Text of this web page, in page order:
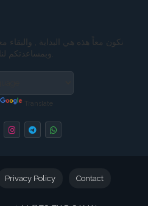
نكون معاً هذه هي البداية , والبقاء
Translate
Privacy Policy Contact